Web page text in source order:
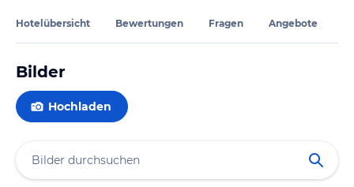
Hotelübersicht Bewertungen Fragen Angebote
Bilder
Hochladen